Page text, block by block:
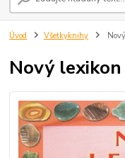
Úvod Všetkyknihy
Nový